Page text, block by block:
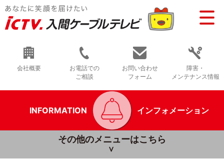
会社概要
お電話での
ご相談
お問い合わせ
フォーム
障害・
メンテナンス情報
INFORMATION インフォメーション
その他のメニューはこちら